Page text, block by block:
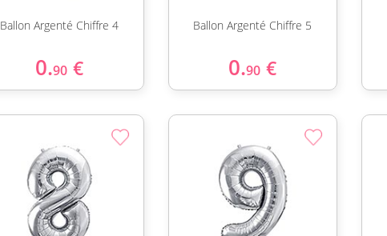
Ballon Argenté Chiffre 4
0.90 €
Ballon Argenté Chiffre 5
0.90 €